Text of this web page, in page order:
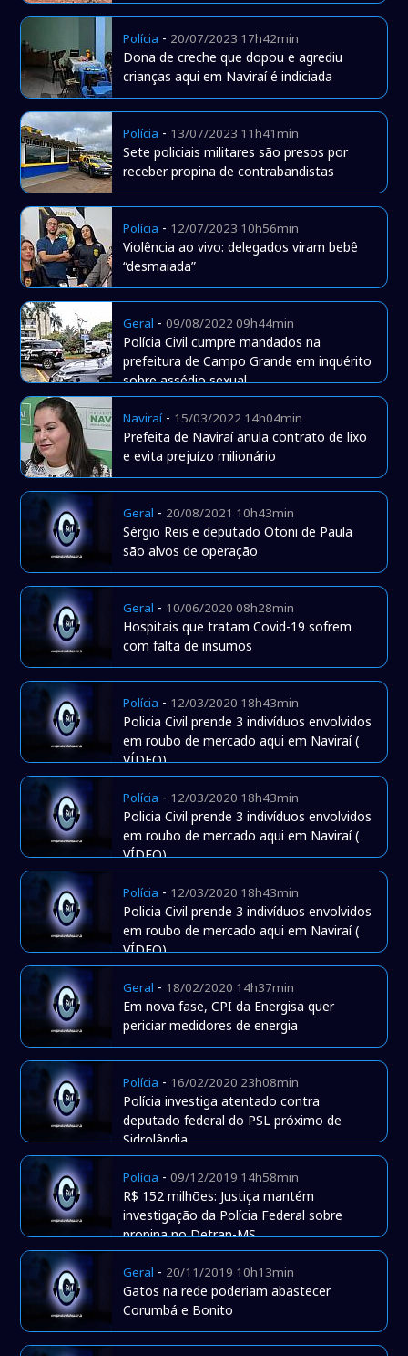
Polícia - 20/07/2023 17h42min
Dona de creche que dopou e agrediu
crianças aqui em Naviraí é indiciada
Polícia - 13/07/2023 11h41min
Sete policiais militares são presos por
receber propina de contrabandistas
Polícia - 12/07/2023 10h56min
Violência ao vivo: delegados viram bebê
“desmaiada”
Geral -09/08/2022 09h44min
Polícia Civil cumpre mandados na
prefeitura de Campo Grande em inquérito
sobre assédio sexual
Naviraí- 15/03/2022 14h04min
Prefeita de Naviraí anula contrato de lixo
e evita prejuízo milionário
Geral - 20/08/2021 10h43min
Sérgio Reis e deputado Otoni de Paula
são alvos de operação
Geral - 10/06/2020 08h28min
Hospitais que tratam Covid-19 sofrem
com falta de insumos
Polícia - 12/03/2020 18h43min
Policia Civil prende 3 indivíduos envolvidos
em roubo de mercado aqui em Naviraí (
VÍDEO)
Polícia - 12/03/2020 18h43min
Policia Civil prende 3 indivíduos envolvidos
em roubo de mercado aqui em Naviraí (
VÍDEO)
Polícia - 12/03/2020 18h43min
Policia Civil prende 3 indivíduos envolvidos
em roubo de mercado aqui em Naviraí (
VÍDEO)
Geral - 18/02/2020 14h37min
Em nova fase, CPI da Energisa quer
periciar medidores de energia
Polícia - 16/02/2020 23h08min
Polícia investiga atentado contra
deputado federal do PSL próximo de
Sidrolândia
Polícia -09/12/2019 14h58min
R$ 152 milhões: Justiça mantém
investigação da Polícia Federal sobre
propina no Detran-MS
Geral - 20/11/2019 10h13min
Gatos na rede poderiam abastecer
Corumbá e Bonito